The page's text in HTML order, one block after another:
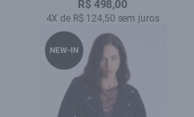
R$ 498,00
4X de R$ 124,50 sem juros
NEW-IN